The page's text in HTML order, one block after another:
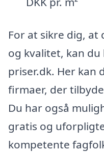
For at sikre dig, at
og kvalitet, kan
priser.dk. Her kan
firmaer, der
Du har også
gratis og
kompetente